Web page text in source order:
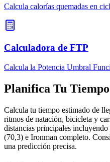
Calcula calorías quemadas en
Calculadora de FTP
Calcula la Potencia Umbral
Planifica Tu
Calcula tu tiempo estimado de
ritmos de natación, bicicleta y
distancias principales
(70,3) e Ironman completo.
una predicción precisa.